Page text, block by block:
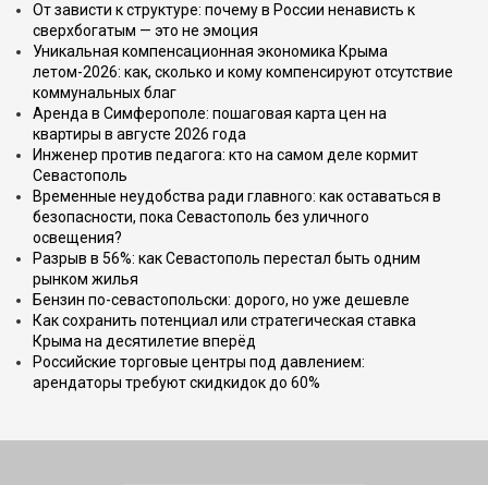
От зависти к структуре: почему в России ненависть к
сверхбогатым — это не эмоция
Уникальная компенсационная экономика Крыма
летом-2026: как, сколько и кому компенсируют отсутствие
коммунальных благ
Аренда в Симферополе: пошаговая карта цен на
квартиры в августе 2026 года
Инженер против педагога: кто на самом деле кормит
Севастополь
Временные неудобства ради главного: как оставаться в
безопасности, пока Севастополь без уличного
освещения?
Разрыв в 56%: как Севастополь перестал быть одним
рынком жилья
Бензин по-севастопольски: дорого, но уже дешевле
Как сохранить потенциал или стратегическая ставка
Крыма на десятилетие вперёд
Российские торговые центры под давлением:
арендаторы требуют скидкидок до 60%